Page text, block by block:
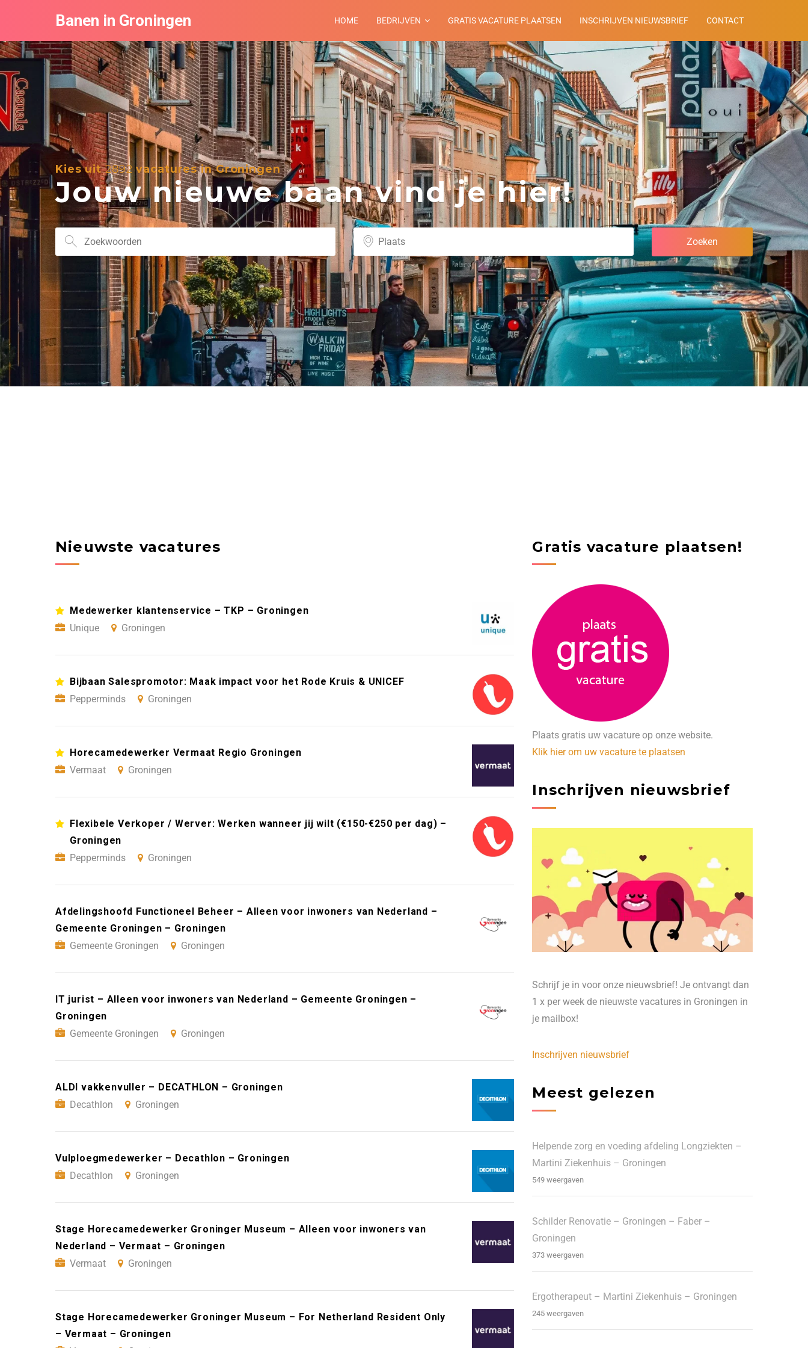
Banen in Groningen HOME BEDRIJVEN GRATIS VACATURE PLAATSEN INSCHRIJVEN NIEUWSBRIEF CONTACT
Kies uit2892 vacatures in Groningen
Jouw nieuwe baan vind je hier!
Nieuwste vacatures
Medewerker klantenservice – TKP – Groningen
Unique
Groningen
Bijbaan Salespromotor: Maak impact voor het Rode Kruis & UNICEF
Pepperminds
Groningen
Horecamedewerker Vermaat Regio Groningen
Vermaat
Groningen
Flexibele Verkoper / Werver: Werken wanneer jij wilt (€150-€250 per dag) –
Groningen
Pepperminds
Groningen
Afdelingshoofd Functioneel Beheer – Alleen voor inwoners van Nederland –
Gemeente Groningen – Groningen
Gemeente Groningen
Groningen
IT jurist – Alleen voor inwoners van Nederland – Gemeente Groningen –
Groningen
Gemeente Groningen
Groningen
ALDI vakkenvuller – DECATHLON – Groningen
Decathlon
Groningen
Vulploegmedewerker – Decathlon – Groningen
Decathlon
Groningen
Stage Horecamedewerker Groninger Museum – Alleen voor inwoners van
Nederland – Vermaat – Groningen
Vermaat
Groningen
Stage Horecamedewerker Groninger Museum – For Netherland Resident Only
– Vermaat – Groningen
Gratis vacature plaatsen!
Plaats gratis uw vacature op onze website.
Klik hier om uw vacature te plaatsen
Inschrijven nieuwsbrief
Schrijf je in voor onze nieuwsbrief! Je ontvangt dan
1 x per week de nieuwste vacatures in Groningen in
je mailbox!
Inschrijven nieuwsbrief
Meest gelezen
Helpende zorg en voeding afdeling Longziekten –
Martini Ziekenhuis – Groningen
549 weergaven
Schilder Renovatie – Groningen – Faber –
Groningen
373 weergaven
Ergotherapeut – Martini Ziekenhuis – Groningen
245 weergaven